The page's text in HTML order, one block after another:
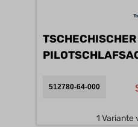
TSCHECHISCHER
512780-64-000
1 Variante